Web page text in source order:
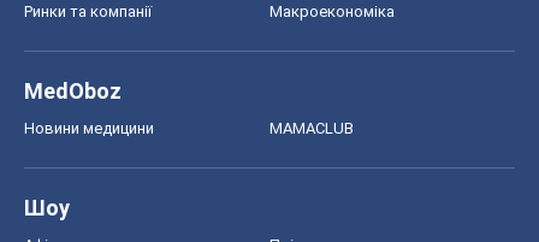
Ринки та компанії Макроекономіка
MedOboz
Новини медицини MAMACLUB
Шоу